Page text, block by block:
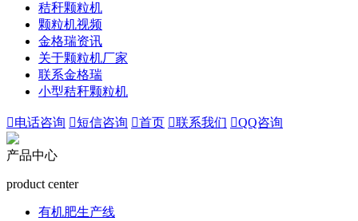
秸秆颗粒机
颗粒机视频
金格瑞资讯
关于颗粒机厂家
联系金格瑞
小型秸秆颗粒机
电话咨询 短信咨询 首页 联系我们 QQ咨询
产品中心
product center
有机肥生产线